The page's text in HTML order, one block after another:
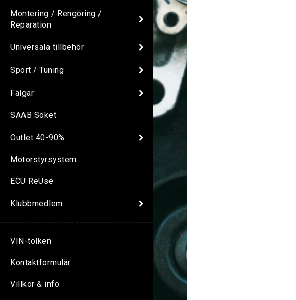
Montering / Rengöring /
Reparation
Universala tillbehör
Sport / Tuning
Fälgar
SAAB Söket
Outlet 40-90%
Motorstyrsystem
ECU ReUse
Klubbmedlem
VIN-tolken
Kontaktformulär
Villkor & info